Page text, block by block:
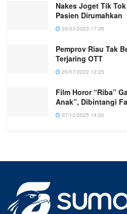
Nakes Joget Tik
Pasien Dirumahkan
20/03/2023 17:26
Pemprov Riau Tak
Terjaring OTT
20/07/2022 12:25
Film Horor “Riba”
Anak”, Dibintangi
07/12/2025 14:00